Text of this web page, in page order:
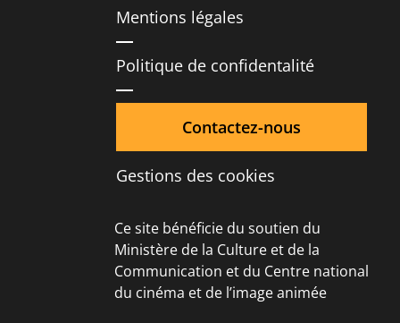
Mentions légales
Politique de confidentalité
Contactez-nous
Gestions des cookies
Ce site bénéficie du soutien du
Ministère de la Culture et de la
Communication et du Centre national
du cinéma et de l’image animée